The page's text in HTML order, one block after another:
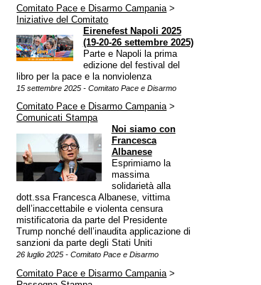
Comitato Pace e Disarmo Campania >
Iniziative del Comitato
Eirenefest Napoli 2025
(19‑20‑26 settembre 2025)
Parte e Napoli la prima
edizione del festival del
libro per la pace e la nonviolenza
15 settembre 2025 - Comitato Pace e Disarmo
Comitato Pace e Disarmo Campania>
Comunicati Stampa
Noi siamo con
Francesca
Albanese
Esprimiamo la
massima
solidarietà alla
dott.ssa Francesca Albanese, vittima
dell’inaccettabile e violenta censura
mistificatoria da parte del Presidente
Trump nonché dell’inaudita applicazione di
sanzioni da parte degli Stati Uniti
26 luglio 2025 - Comitato Pace e Disarmo
Comitato Pace e Disarmo Campania >